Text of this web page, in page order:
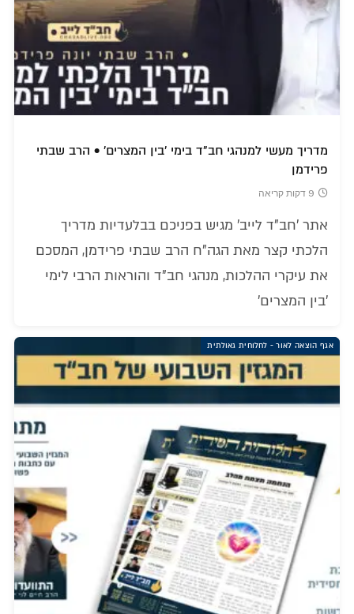
מדריך מעשי למנהגי חב"ד בימי 'בין המצרים' • הרב שבתי
פרידמן
9 דקות קריאה
אתר 'חב"ד לייב' מגיש בפניכם בבלעדיות מדריך
הלכתי קצר מאת הגה"ח הרב שבתי פרידמן, המסכם
את עיקרי ההלכות, מנהגי חב"ד והוראות הרבי לימי
'בין המצרים'
אגף הוצאה לאור - לחלוחית גאולתית